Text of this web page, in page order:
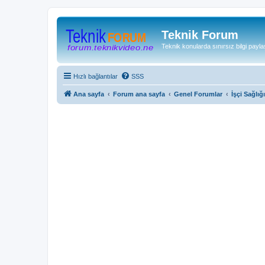
Teknik Forum
Teknik konularda sınırsız bilgi
Hızlı bağlantılar SSS
Ana sayfa Forum ana sayfa Genel Forumlar İşçi